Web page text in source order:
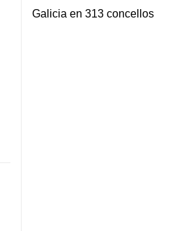
Galicia en 313 concellos